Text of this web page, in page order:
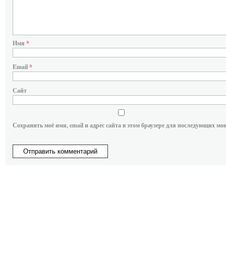
Имя *
Email*
Сайт
Сохранить моё имя, email и адрес сайта в этом браузере для последующих